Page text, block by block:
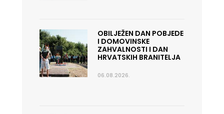
OBILJEŽEN DAN POBJEDE
I DOMOVINSKE
ZAHVALNOSTI I DAN
HRVATSKIH BRANITELJA
06.08.2026.